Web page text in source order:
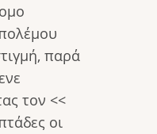
παρά
τον <<
οι